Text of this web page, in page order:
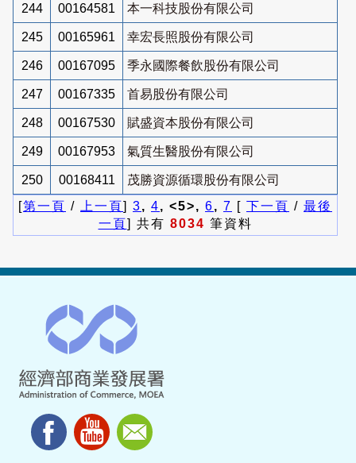
244 00164581 本一科技股份有限公司
245 00165961 幸宏長照股份有限公司
246 00167095 季永國際餐飲股份有限公司
247 00167335 首易股份有限公司
248 00167530 賦盛資本股份有限公司
249 00167953 氣質生醫股份有限公司
250 00168411
茂勝資源循環股份有限公司
[第一頁 / 上一頁] 3, 4, <5>, 6, 7 [ 下一頁 / 最後
一頁] 共有 8034 筆資料